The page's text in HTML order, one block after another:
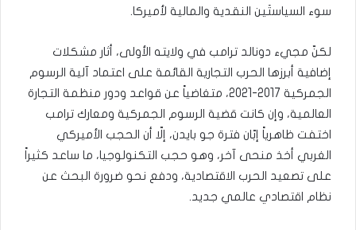
سوء السياستَين النقدية والمالية لأميركا.
لكنّ مجيء دونالد ترامب في ولايته الأولى، أثار مشكلات
إضافية أبرزها الحرب التجارية القائمة على اعتماد آلية الرسوم
الجمركية 2017-2021، متغاضياً عن قواعد ودور منظمة التجارة
العالمية، وإن كانت قضية الرسوم الجمركية ومعارك ترامب
اختفت ظاهرياً إبّان فترة جو بايدن، إلّا أن الحجب الأميركي
الغربي أخذ منحى آخر، وهو حجب التكنولوجيا، ما ساعد كثيراً
على تصعيد الحرب الاقتصادية، ودفع نحو ضرورة البحث عن
نظام اقتصادي عالمي جديد.